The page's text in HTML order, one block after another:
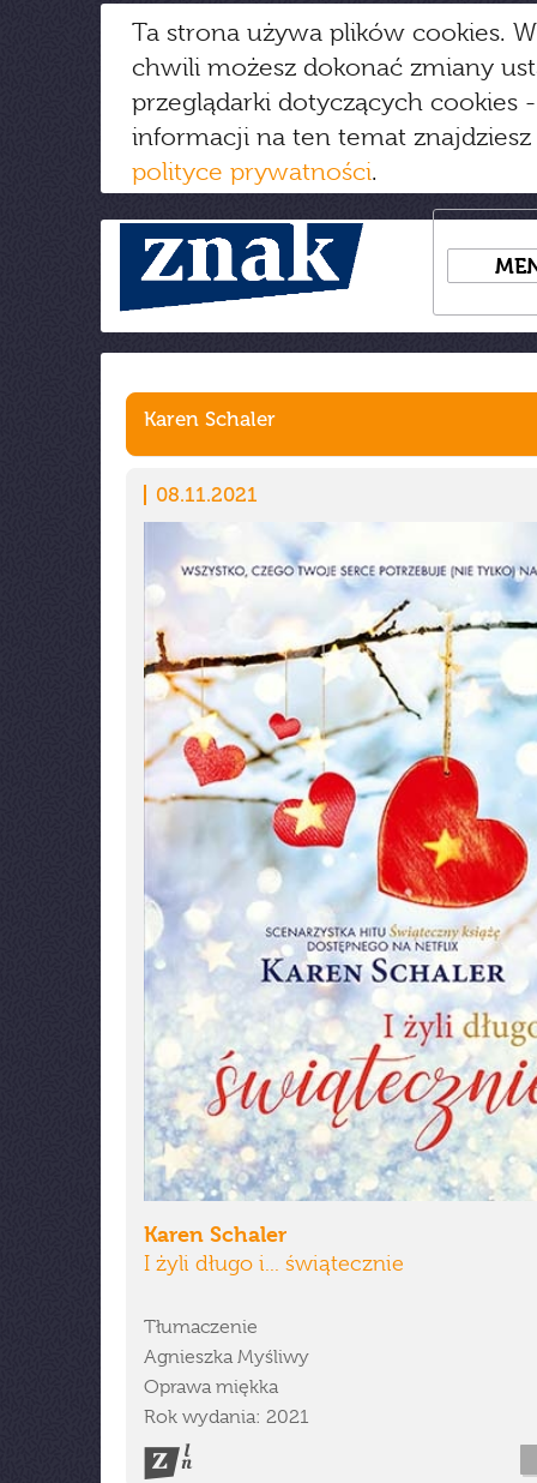
Ta strona używa plików cookies.
chwili możesz dokonać zmiany
przeglądarki dotyczących cookies
informacji na ten temat
polityce prywatności.
Karen Schaler
08.11.2021
Karen Schaler
I żyli długo i... świątecznie
Tłumaczenie
Agnieszka Myśliwy
Oprawa miękka
Rok wydania: 2021